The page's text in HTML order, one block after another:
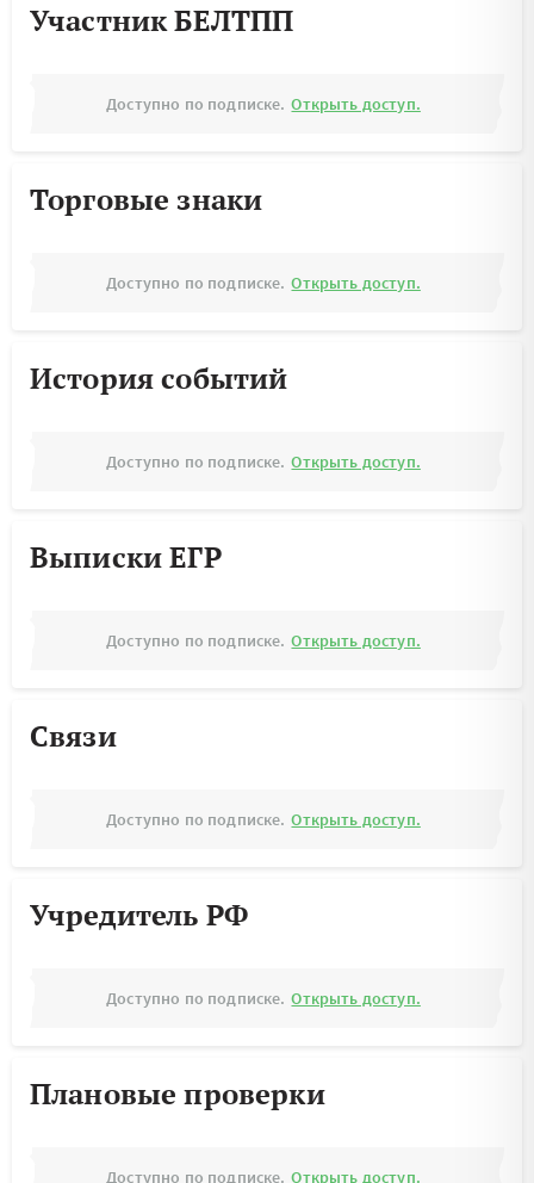
Участник БЕЛТПП
Доступно по подписке. Открыть доступ.
Торговые знаки
Доступно по подписке. Открыть доступ.
История событий
Доступно по подписке. Открыть доступ.
Выписки ЕГР
Доступно по подписке. Открыть доступ.
Связи
Доступно по подписке. Открыть доступ.
Учредитель РФ
Доступно по подписке. Открыть доступ.
Плановые проверки
Доступно по подписке. Открыть доступ.